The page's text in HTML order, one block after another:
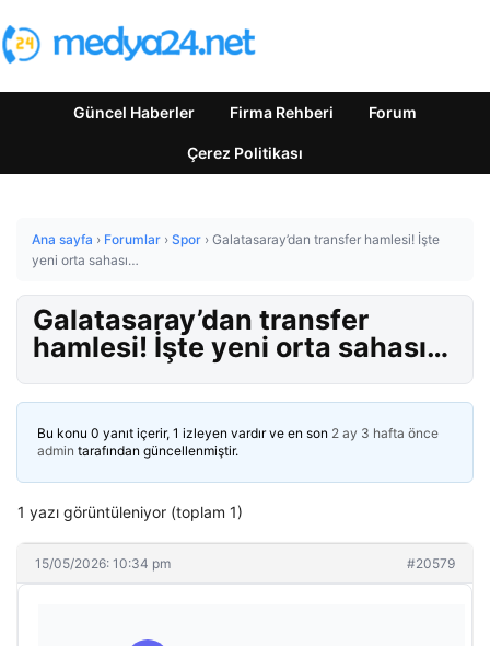
Güncel Haberler Firma Rehberi Forum
Çerez Politikası
Ana sayfa › Forumlar › Spor › Galatasaray’dan transfer hamlesi! İşte
yeni orta sahası…
Galatasaray’dan transfer
hamlesi! İşte yeni orta sahası…
Bu konu 0 yanıt içerir, 1 izleyen vardır ve en son 2 ay 3 hafta önce
admin tarafından güncellenmiştir.
1 yazı görüntüleniyor (toplam 1)
15/05/2026: 10:34 pm #20579